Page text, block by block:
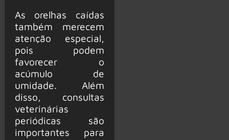
As orelhas caídas
também merecem
atenção especial,
pois podem
favorecer o
acúmulo de
umidade. Além
disso, consultas
veterinárias
periódicas são
importantes para